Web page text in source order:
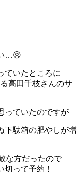
…😣
ていたところに
高田千枝さんのサ
っていたのですが
下駄箱の肥やしが増
な方だったので
切って予約！